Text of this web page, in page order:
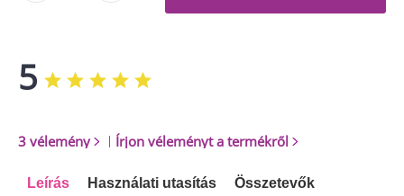
5
3 vélemény | Írjon véleményt a termékről
Leírás Használati utasítás Összetevők